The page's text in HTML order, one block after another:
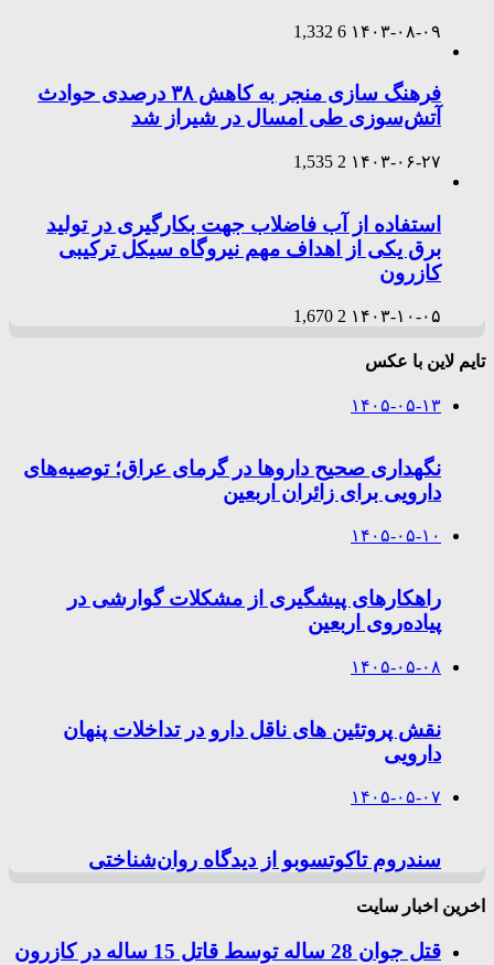
۱۴۰۳-۰۸-۰۹ 6
1,332
فرهنگ سازی منجر به کاهش ۳۸ درصدی حوادث
آتش‌سوزی طی امسال در شیراز شد
۱۴۰۳-۰۶-۲۷ 2
1,535
استفاده از آب فاضلاب جهت بکارگیری در تولید
برق یکی از اهداف مهم نیروگاه سیکل ترکیبی
کازرون
۱۴۰۳-۱۰-۰۵ 2
1,670
تایم لاین با عکس
۱۴۰۵-۰۵-۱۳
نگهداری صحیح داروها در گرمای عراق؛ توصیه‌های
دارویی برای زائران اربعین
۱۴۰۵-۰۵-۱۰
راهکارهای پیشگیری از مشکلات گوارشی در
پیاده‌روی اربعین
۱۴۰۵-۰۵-۰۸
نقش پروتئین های ناقل دارو در تداخلات پنهان
دارویی
۱۴۰۵-۰۵-۰۷
سندروم تاکوتسوبو از دیدگاه روان‌شناختی
اخرین اخبار سایت
قتل جوان 28 ساله توسط قاتل 15 ساله در کازرون